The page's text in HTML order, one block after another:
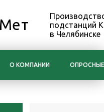
подстанций
в Челябинске
О КОМПАНИИ